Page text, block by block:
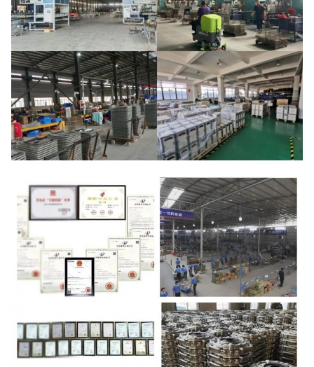
Lieferdatum 10-15 Tage nach Erhalt der Kaution
Preis Verhandelbar